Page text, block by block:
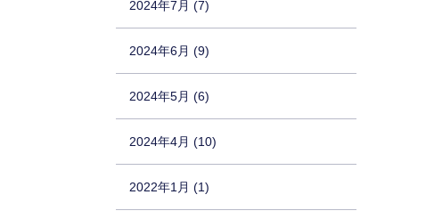
2024年7月 (7)
2024年6月 (9)
2024年5月 (6)
2024年4月 (10)
2022年1月 (1)